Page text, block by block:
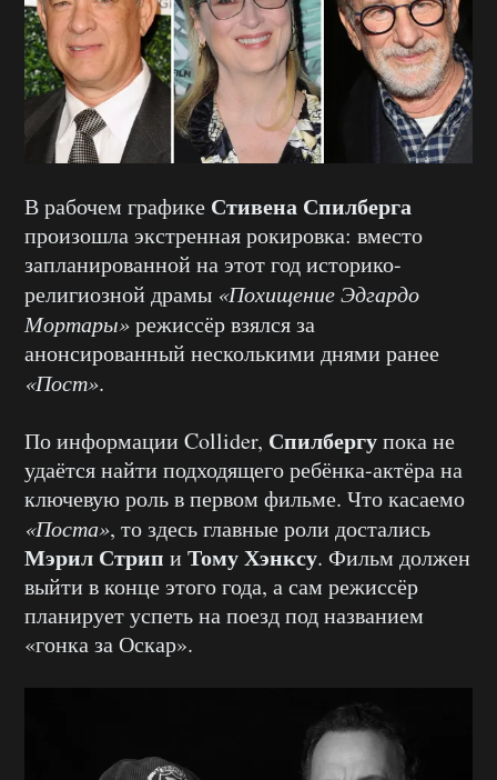
В рабочем графике Стивена Спилберга
произошла экстренная рокировка: вместо
запланированной на этот год историко-
религиозной драмы «Похищение Эдгардо
Мортары»режиссёр взялся за
анонсированный несколькими днями ранее
«Пост».
По информации Collider, Спилбергупока не
удаётся найти подходящего ребёнка-актёра на
ключевую роль в первом фильме. Что касаемо
«Поста», то здесь главные роли достались
Мэрил Стрип и Тому Хэнксу. Фильм должен
выйти в конце этого года, а сам режиссёр
планирует успеть на поезд под названием
«гонка за Оскар».